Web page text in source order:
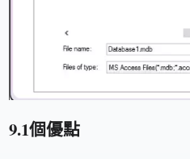
9.1個優點